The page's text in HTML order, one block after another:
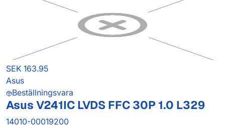
SEK 163.95
Asus
Beställningsvara
Asus V241IC LVDS FFC 30P 1.0 L329
14010-00019200